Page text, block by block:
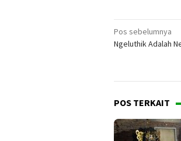
Navigasi
pos
Pos sebelumnya
Ngeluthik Adalah
POS TERKAIT